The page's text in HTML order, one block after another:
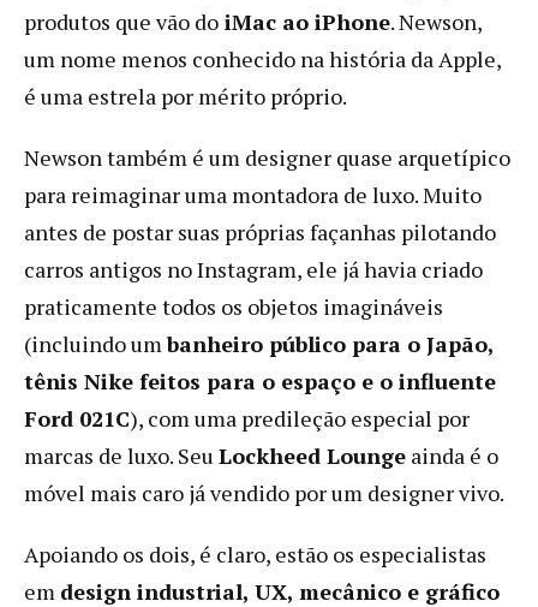
produtos que vão do iMac ao iPhone. Newson,
um nome menos conhecido na história da Apple,
é uma estrela por mérito próprio.
Newson também é um designer quase arquetípico
para reimaginar uma montadora de luxo. Muito
antes de postar suas próprias façanhas pilotando
carros antigos no Instagram, ele já havia criado
praticamente todos os objetos imagináveis ​​
(incluindo umbanheiro público para o Japão,
tênis Nike feitos para o espaço e o influente
Ford 021C), com uma predileção especial por
marcas de luxo. Seu Lockheed Lounge ainda é o
móvel mais caro já vendido por um designer vivo.
Apoiando os dois, é claro, estão os especialistas
em design industrial, UX, mecânico e gráfico